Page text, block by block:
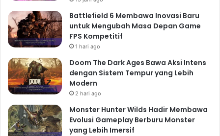
Battlefield 6 Membawa Inovasi Baru
untuk Mengubah Masa Depan Game
FPS Kompetitif
1 hari ago
Doom The Dark Ages Bawa Aksi Intens
dengan Sistem Tempur yang Lebih
Modern
2 hari ago
Monster Hunter Wilds Hadir Membawa
Evolusi Gameplay Berburu Monster
yang Lebih Imersif